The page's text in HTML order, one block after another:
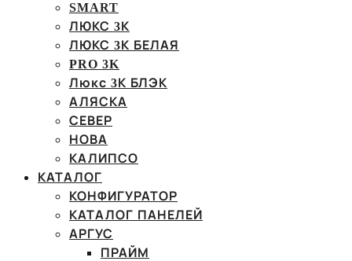
SMART
ЛЮКС 3К
ЛЮКС 3К БЕЛАЯ
PRO 3K
Люкс 3К БЛЭК
АЛЯСКА
СЕВЕР
НОВА
КАЛИПСО
КАТАЛОГ
КОНФИГУРАТОР
КАТАЛОГ ПАНЕЛЕЙ
АРГУС
ПРАЙМ